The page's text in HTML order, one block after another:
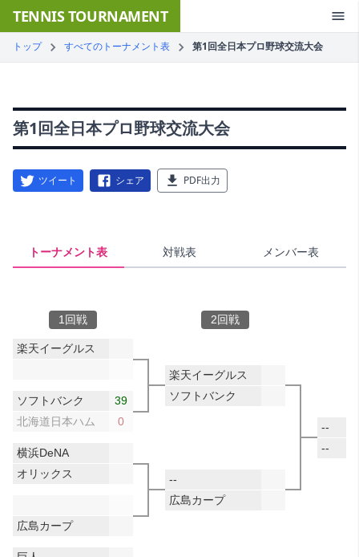
TENNIS TOURNAMENT
トップ すべてのトーナメント表 第1回全日本プロ野球交流大会
第1回全日本プロ野球交流大会
ツイート シェア PDF出力
トーナメント表 対戦表 メンバー表
1回戦 2回戦
楽天イーグルス
ソフトバンク
39
北海道日本ハム
0
横浜DeNA
オリックス
広島カープ
楽天イーグルス
ソフトバンク
--
広島カープ
--
--